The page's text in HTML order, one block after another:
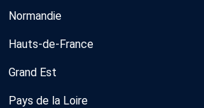
Normandie
Hauts-de-France
Grand Est
Pays de la Loire